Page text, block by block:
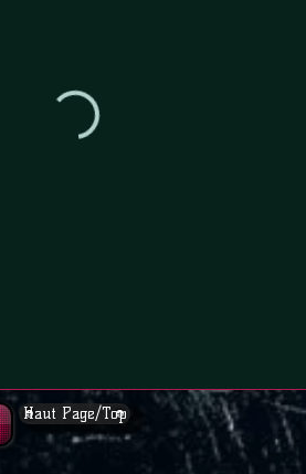
Haut Page/Top